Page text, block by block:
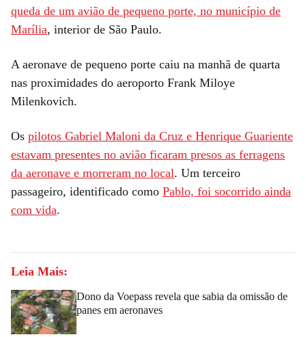
queda de um avião de pequeno porte, no município de
Marília, interior de São Paulo.
A aeronave de pequeno porte caiu na manhã de quarta
nas proximidades do aeroporto Frank Miloye
Milenkovich.
Os pilotos Gabriel Maloni da Cruz e Henrique Guariente
estavam presentes no avião ficaram presos as ferragens
da aeronave e morreram no local. Um terceiro
passageiro, identificado como Pablo, foi socorrido ainda
com vida.
Leia Mais:
Dono da Voepass revela que sabia da omissão de
panes em aeronaves